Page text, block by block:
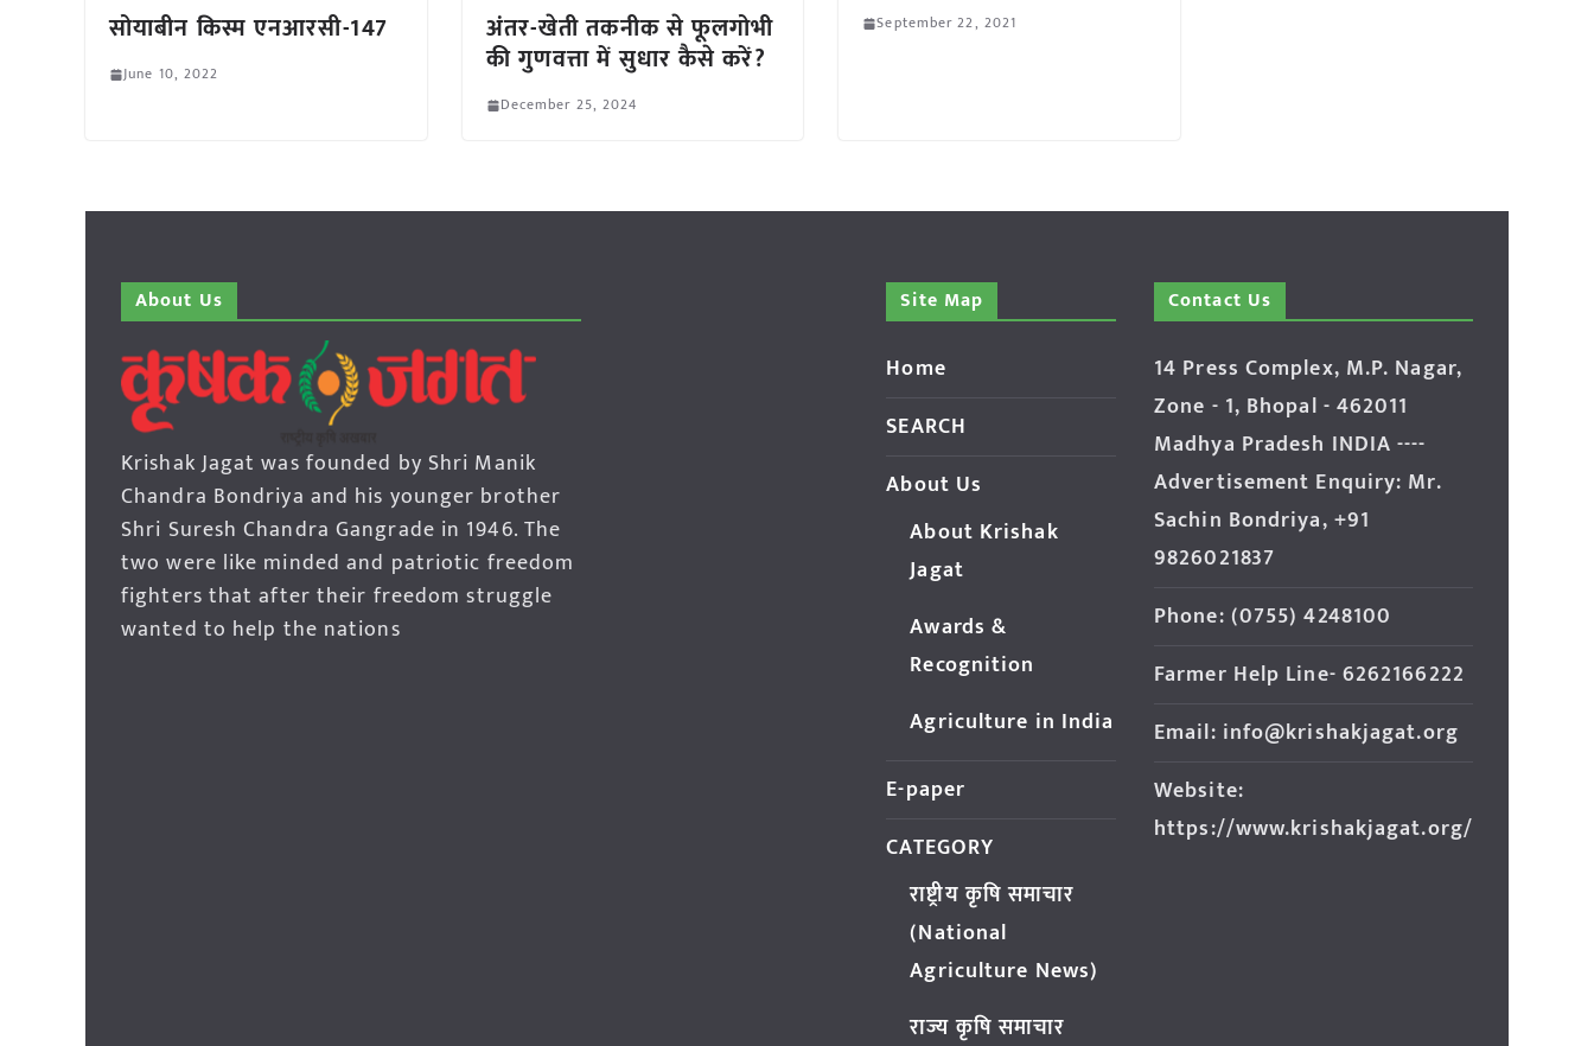
सोयाबीन किस्म एनआरसी-147
June 10, 2022
अंतर-खेती तकनीक से फूलगोभी
की गुणवत्ता में सुधार कैसे करें?
December 25, 2024
September 22, 2021
About Us
Krishak Jagat was founded by Shri Manik
Chandra Bondriya and his younger brother
Shri Suresh Chandra Gangrade in 1946. The
two were like minded and patriotic freedom
fighters that after their freedom struggle
wanted to help the nations
Site Map
Home
SEARCH
About Us
About Krishak
Jagat
Awards &
Recognition
Agriculture in India
E-paper
CATEGORY
राष्ट्रीय कृषि समाचार
(National
Agriculture News)
राज्य कृषि समाचार
Contact Us
14 Press Complex, M.P. Nagar,
Zone - 1, Bhopal - 462011
Madhya Pradesh INDIA ----
Advertisement Enquiry: Mr.
Sachin Bondriya, +91
9826021837
Phone: (0755) 4248100
Farmer Help Line- 6262166222
Email: info@krishakjagat.org
Website:
https://www.krishakjagat.org/